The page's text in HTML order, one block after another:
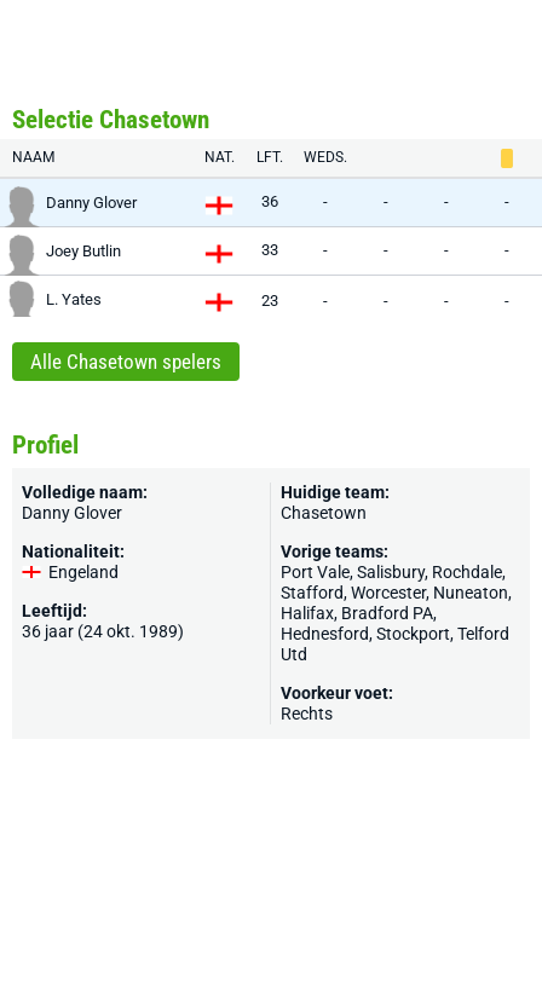
Selectie Chasetown
NAAM NAT. LFT. WEDS.
Danny Glover 36 - - - -
Joey Butlin 33 - - - -
L. Yates 23 - - - -
Alle Chasetown spelers
Profiel
Volledige naam:
Danny Glover
Nationaliteit:
Engeland
Leeftijd:
36 jaar (24 okt. 1989)
Huidige team:
Chasetown
Vorige teams:
Port Vale, Salisbury, Rochdale,
Stafford,Worcester, Nuneaton,
Halifax, Bradford PA,
Hednesford,Stockport,Telford
Utd
Voorkeur voet:
Rechts